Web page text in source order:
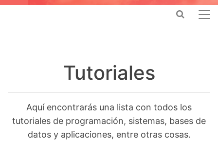
Tutoriales
Aquí encontrarás una lista con todos los
tutoriales de programación, sistemas, bases de
datos y aplicaciones, entre otras cosas.